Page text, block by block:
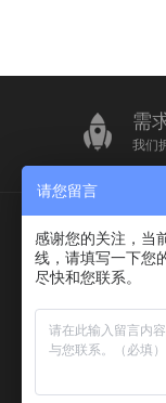
需
我们
我要询
请您留言
感谢您的关注，当
线，请填写一下您
尽快和您联系。